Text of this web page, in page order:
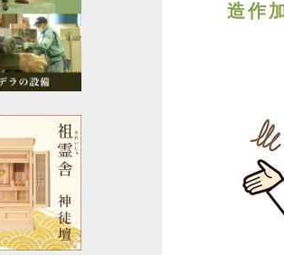
造作